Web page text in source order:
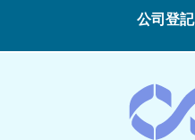
公司登記